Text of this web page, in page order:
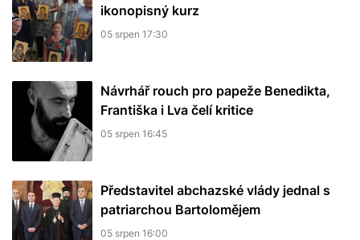
ikonopisný kurz
05 srpen 17:30
Návrhář rouch pro papeže Benedikta,
Františka i Lva čelí kritice
05 srpen 16:45
Představitel abchazské vlády jednal s
patriarchou Bartolomějem
05 srpen 16:00